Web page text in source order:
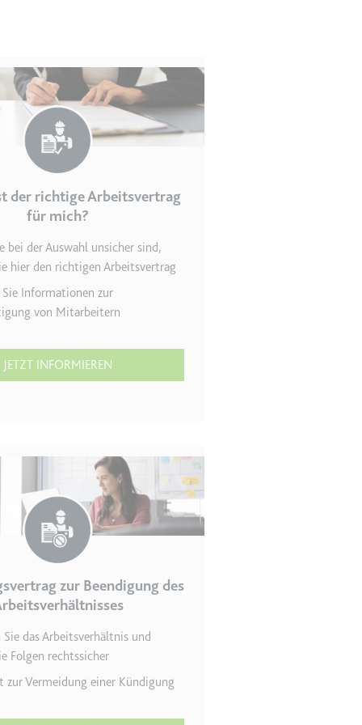
des Besuchers zu
Daten über die
werden.
Website - Dies dient
der richtige Arbeitsvertrag
für mich?
bei der Auswahl unsicher sind,
hier den richtigen Arbeitsvertrag
Sie Informationen zur
von Mitarbeitern
JETZT INFORMIEREN
zur Beendigung des
Sie das Arbeitsverhältnis und
Folgen rechtssicher
zur Vermei­dung einer Kündigung